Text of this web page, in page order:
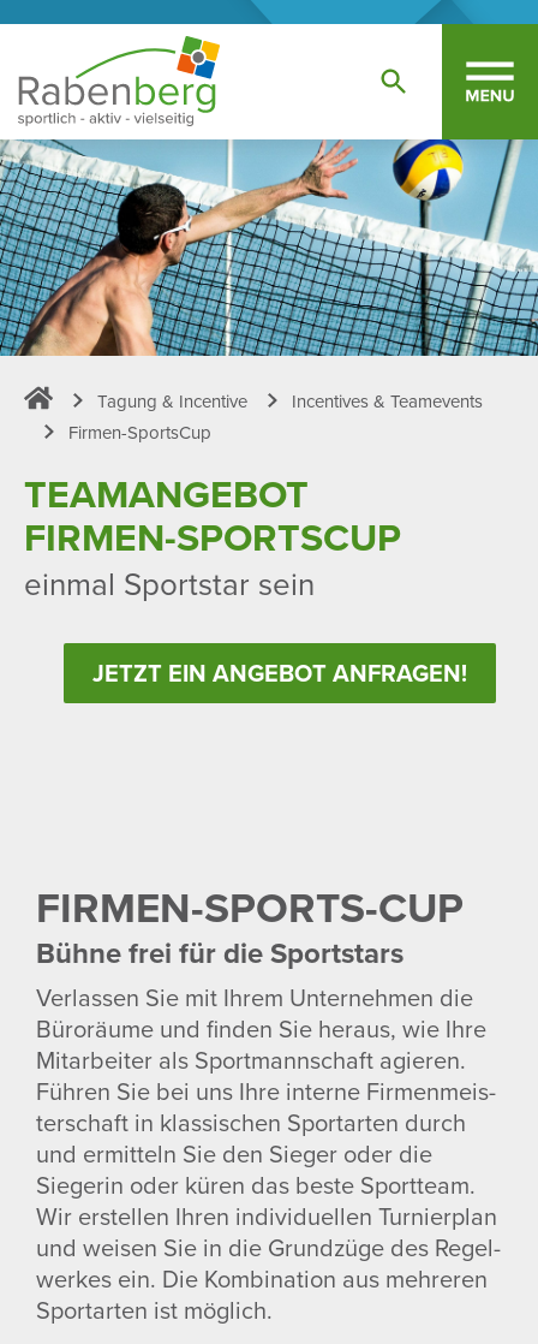
Sportpark Rabenberg
Tagung & Incentive
Incentives & Teamevents
Firmen-SportsCup
TEAM­AN­GEBOT
FIRMEN-SPORTSCUP
einmal Sport­star sein
JETZT EIN ANGEBOT ANFRAGEN!
FIRMEN-SPORTS-CUP
Bühne frei für die Sport­stars
Verlassen Sie mit Ihrem Unter­nehmen die
Büro­räume und finden Sie heraus, wie Ihre
Mitar­beiter als Sport­mann­schaft agieren.
Führen Sie bei uns Ihre interne Firmen­meis­
ter­schaft in klas­si­schen Sport­arten durch
und ermit­teln Sie den Sieger oder die
Siegerin oder küren das beste Sport­team.
Wir erstellen Ihren indi­vi­du­ellen Turnier­plan
und weisen Sie in die Grund­züge des Regel­
werkes ein. Die Kombi­na­tion aus mehreren
Sport­arten ist möglich.